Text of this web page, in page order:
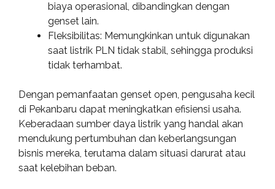
biaya operasional, dibandingkan dengan
genset lain.
Fleksibilitas: Memungkinkan untuk digunakan
saat listrik PLN tidak stabil, sehingga produksi
tidak terhambat.
Dengan pemanfaatan genset open, pengusaha kecil
di Pekanbaru dapat meningkatkan efisiensi usaha.
Keberadaan sumber daya listrik yang handal akan
mendukung pertumbuhan dan keberlangsungan
bisnis mereka, terutama dalam situasi darurat atau
saat kelebihan beban.